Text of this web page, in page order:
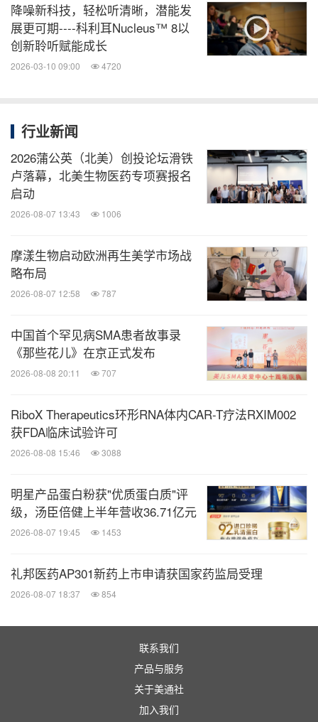
人工耳蜗是通过将声音转化为电信号，绕过受损毛细
胞刺激听觉神经，即便毛细胞已大量损伤，如听神经
功能完好，则有望有效重建听力，为听损儿童重建一
这种更接近自然聆听的清晰声音信号，能持续滋养大
脑听觉中枢发育，为语言、认知与社交能力奠定坚实
得和同龄人一样的成长机会。12个月内植入耳蜗的儿
童，入学时词汇量、语法能力显著优于晚植入组，
语识别率下降约10%。[6]
降噪新科技，轻松听清晰，潜能发
展更可期----科利耳Nucleus™ 8以
创新聆听赋能成长
2026-03-10 09:00 4720
行业新闻
2026蒲公英（北美）创投论坛滑铁
卢落幕，北美生物医药专项赛报名
启动
2026-08-07 13:43 1006
摩漾生物启动欧洲再生美学市场战
略布局
2026-08-07 12:58 787
中国首个罕见病SMA患者故事录
《那些花儿》在京正式发布
2026-08-08 20:11 707
RiboX Therapeutics环形RNA体内CAR-T疗法RXIM002
获FDA临床试验许可
2026-08-08 15:46 3088
明星产品蛋白粉获"优质蛋白质"评
级，汤臣倍健上半年营收36.71亿元
2026-08-07 19:45 1453
礼邦医药AP301新药上市申请获国家药监局受理
2026-08-07 18:37 854
联系我们
产品与服务
关于美通社
加入我们